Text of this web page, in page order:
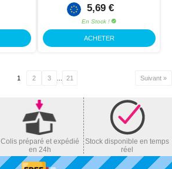
5,69 €
En Stock !
ACHETER
1 2 3 21 Suivant »
Colis préparé et expédié
en 24h
Stock disponible en temps
réel